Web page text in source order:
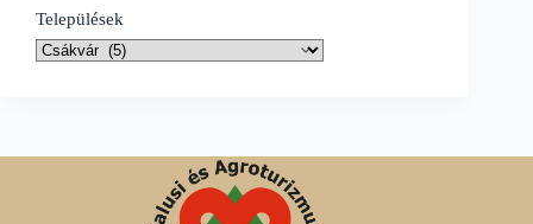
Települések